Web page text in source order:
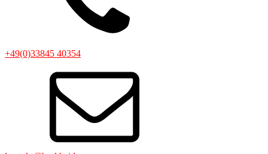
+49(0)33845 40354